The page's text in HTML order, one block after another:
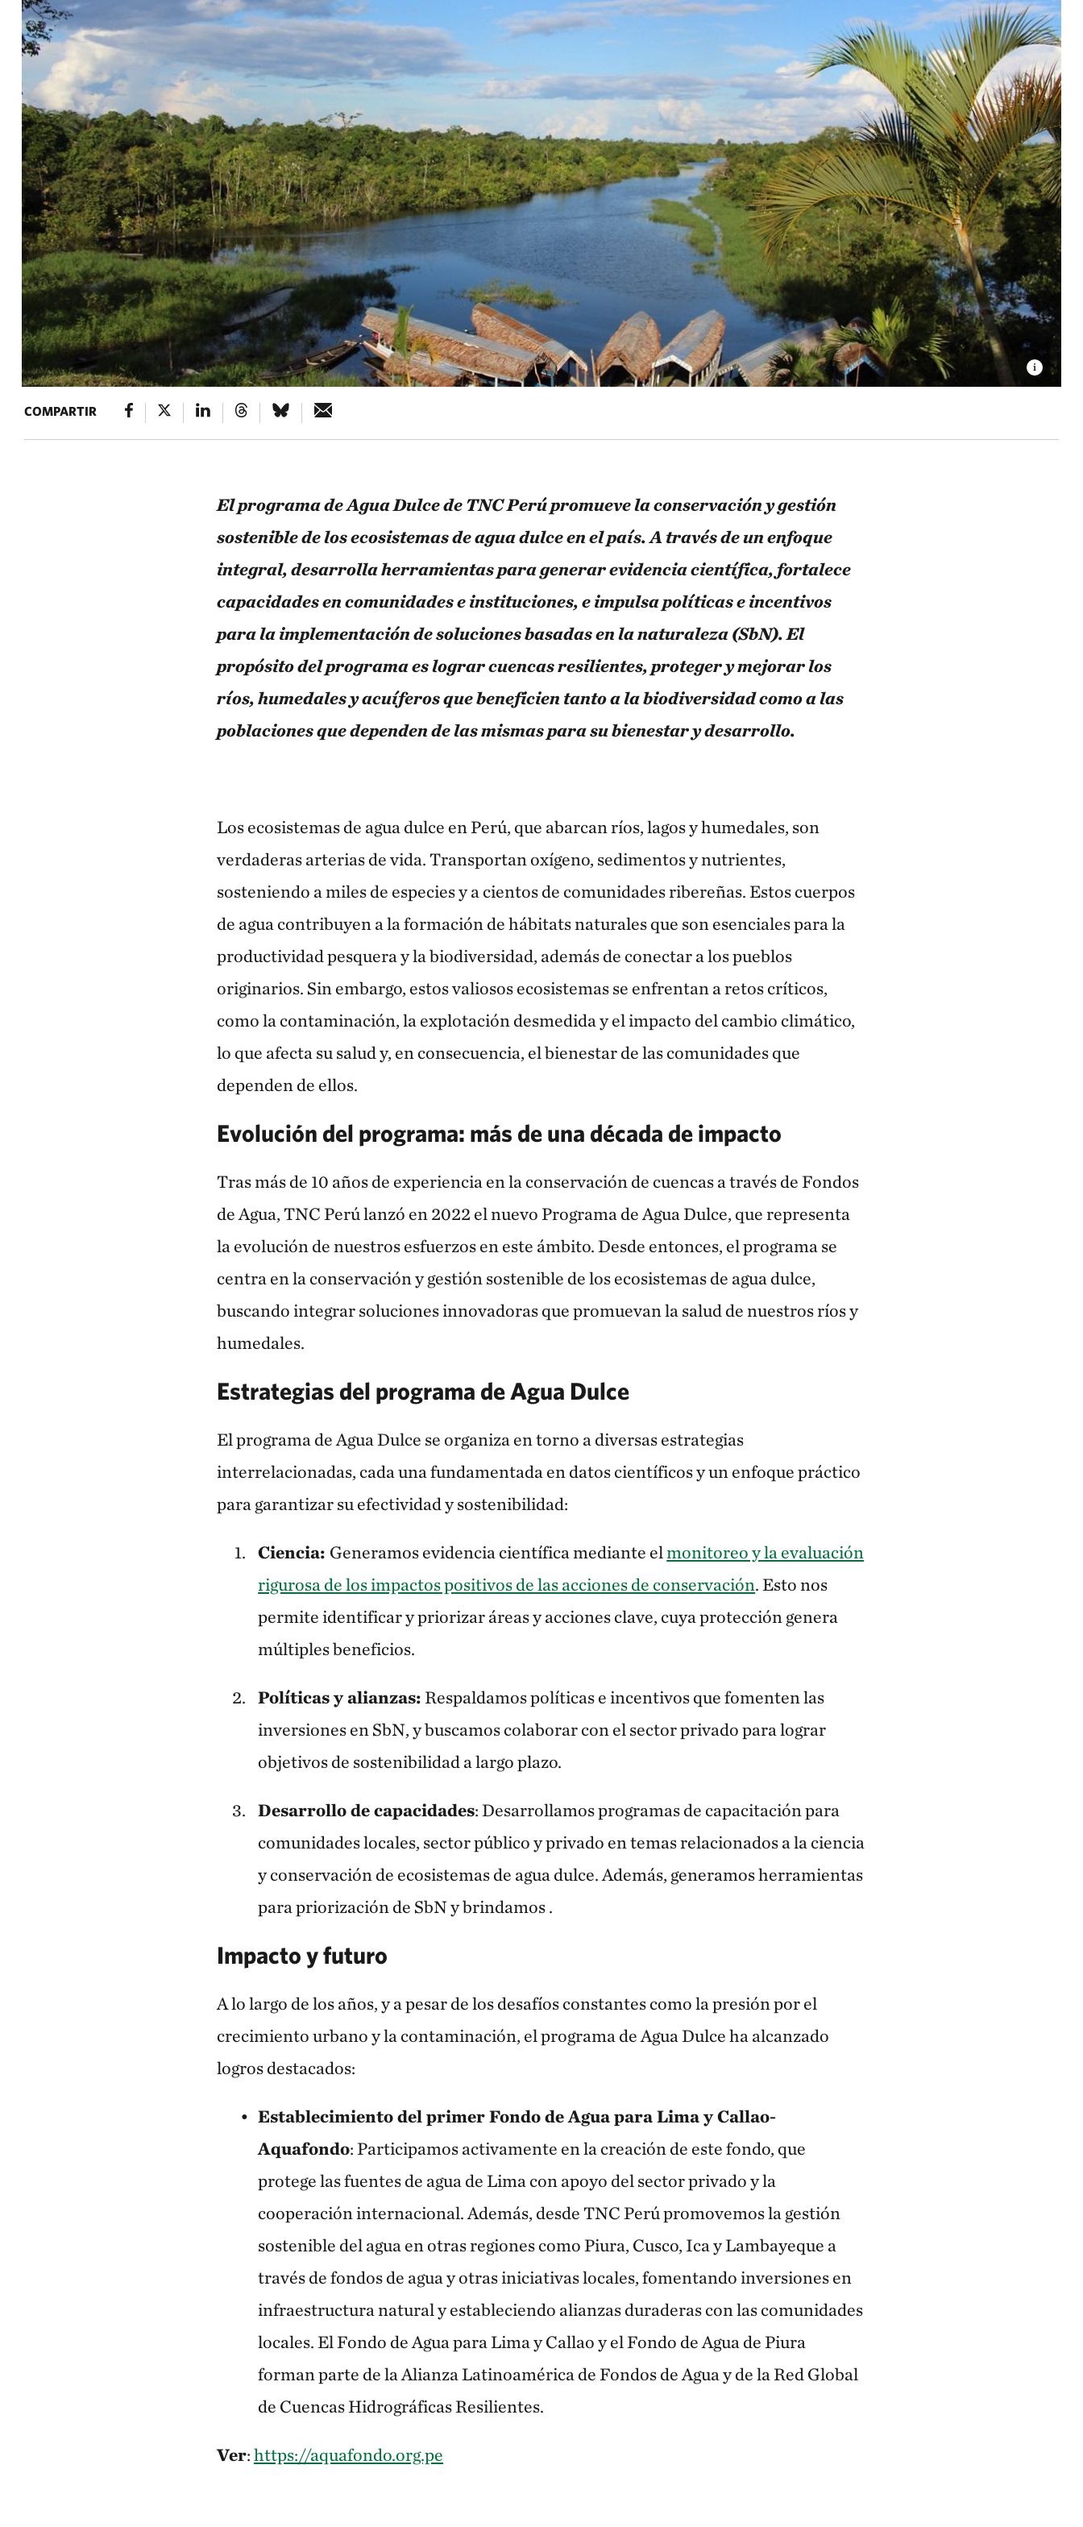
COMPARTIR
El programa de Agua Dulce de TNC Perú promueve la conservación y gestión
sostenible de los ecosistemas de agua dulce en el país. A través de un enfoque
integral, desarrolla herramientas para generar evidencia científica, fortalece
capacidades en comunidades e instituciones, e impulsa políticas e incentivos
para la implementación de soluciones basadas en la naturaleza (SbN). El
propósito del programa es lograr cuencas resilientes, proteger y mejorar los
ríos, humedales y acuíferos que beneficien tanto a la biodiversidad como a las
poblaciones que dependen de las mismas para su bienestar y desarrollo.
Los ecosistemas de agua dulce en Perú, que abarcan ríos, lagos y humedales, son
verdaderas arterias de vida. Transportan oxígeno, sedimentos y nutrientes,
sosteniendo a miles de especies y a cientos de comunidades ribereñas. Estos cuerpos
de agua contribuyen a la formación de hábitats naturales que son esenciales para la
productividad pesquera y la biodiversidad, además de conectar a los pueblos
originarios. Sin embargo, estos valiosos ecosistemas se enfrentan a retos críticos,
como la contaminación, la explotación desmedida y el impacto del cambio climático,
lo que afecta su salud y, en consecuencia, el bienestar de las comunidades que
dependen de ellos.
Evolución del programa: más de una década de impacto
Tras más de 10 años de experiencia en la conservación de cuencas a través de Fondos
de Agua, TNC Perú lanzó en 2022 el nuevo Programa de Agua Dulce, que representa
la evolución de nuestros esfuerzos en este ámbito. Desde entonces, el programa se
centra en la conservación y gestión sostenible de los ecosistemas de agua dulce,
buscando integrar soluciones innovadoras que promuevan la salud de nuestros ríos y
humedales.
Estrategias del programa de Agua Dulce
El programa de Agua Dulce se organiza en torno a diversas estrategias
interrelacionadas, cada una fundamentada en datos científicos y un enfoque práctico
para garantizar su efectividad y sostenibilidad:
Ciencia: Generamos evidencia científica mediante elmonitoreo y la evaluación
rigurosa de los impactos positivos de las acciones de conservación. Esto nos
permite identificar y priorizar áreas y acciones clave, cuya protección genera
múltiples beneficios.
Políticas y alianzas: Respaldamos políticas e incentivos que fomenten las
inversiones en SbN, y buscamos colaborar con el sector privado para lograr
objetivos de sostenibilidad a largo plazo.
Desarrollo de capacidades: Desarrollamos programas de capacitación para
comunidades locales, sector público y privado en temas relacionados a la ciencia
y conservación de ecosistemas de agua dulce. Además, generamos herramientas
para priorización de SbN y brindamos .
Impacto y futuro
A lo largo de los años, y a pesar de los desafíos constantes como la presión por el
crecimiento urbano y la contaminación, el programa de Agua Dulce ha alcanzado
logros destacados:
Establecimiento del primer Fondo de Agua para Lima y Callao-
Aquafondo: Participamos activamente en la creación de este fondo, que
protege las fuentes de agua de Lima con apoyo del sector privado y la
cooperación internacional. Además, desde TNC Perú promovemos la gestión
sostenible del agua en otras regiones como Piura, Cusco, Ica y Lambayeque a
través de fondos de agua y otras iniciativas locales, fomentando inversiones en
infraestructura natural y estableciendo alianzas duraderas con las comunidades
locales. El Fondo de Agua para Lima y Callao y el Fondo de Agua de Piura
forman parte de la Alianza Latinoamérica de Fondos de Agua y de la Red Global
de Cuencas Hidrográficas Resilientes.
Ver:https://aquafondo.org.pe